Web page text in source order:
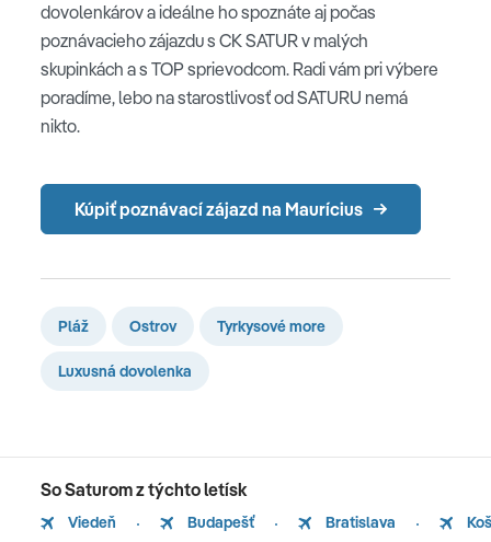
dovolenkárov a ideálne ho spoznáte aj počas
poznávacieho zájazdu s CK SATUR v malých
skupinkách a s TOP sprievodcom. Radi vám pri výbere
poradíme, lebo na starostlivosť od SATURU nemá
nikto.
Kúpiť poznávací zájazd na Maurícius
Pláž Ostrov Tyrkysové more
Luxusná dovolenka
So Saturom z týchto letísk
Viedeň Budapešť Bratislava